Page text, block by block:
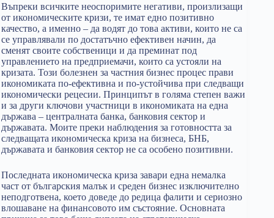
Въпреки всичките неоспоримите негативи, произлизащи
от икономическите кризи, те имат едно позитивно
качество, а именно – да водят до това активи, които не са
се управлявали по достатъчно ефективен начин, да
сменят своите собственици и да преминат под
управлението на предприемачи, които са устояли на
кризата. Този болезнен за частния бизнес процес прави
икономиката по-ефективна и по-устойчива при следващи
икономически рецесии. Принципът в голяма степен важи
и за други ключови участници в икономиката на една
държава – централната банка, банковия сектор и
държавата. Моите преки наблюдения за готовността за
следващата икономическа криза на бизнеса, БНБ,
държавата и банковия сектор не са особено позитивни.
Последната икономическа криза завари една немалка
част от българския малък и среден бизнес изключително
неподготвена, което доведе до редица фалити и сериозно
влошаване на финансовото им състояние. Основната